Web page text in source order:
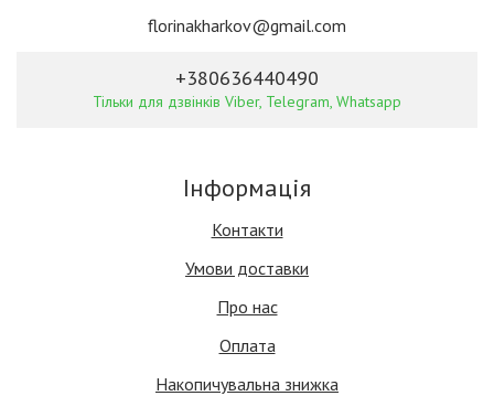
florinakharkov@gmail.com
+380636440490
Тільки для дзвінків Viber, Telegram, Whatsapp
Інформація
Контакти
Умови доставки
Про нас
Оплата
Накопичувальна знижка